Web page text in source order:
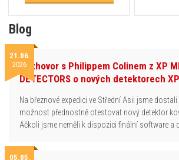
Blog
21.06.
2026Rozhovor s Philippem Colinem z XP
DETECTORS o nových detektorech
Na březnové expedici ve Střední Asii jsme
možnost přednostně otestovat nový detektor
Ačkoli jsme neměli k dispozici finální software a
05.05.